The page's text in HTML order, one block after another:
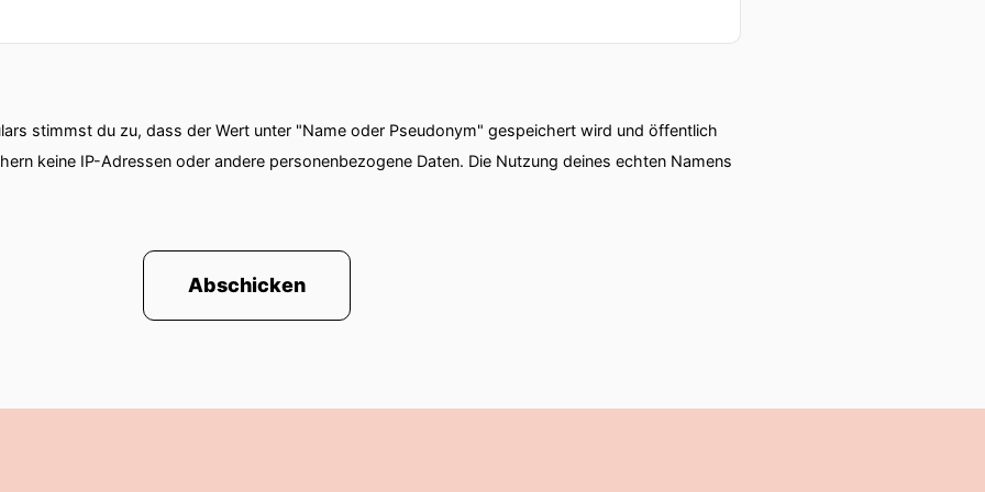
Hummel ab beide Wege auch.
doll Tunnel-Aufmerksamkeit hab.
stimmst du zu, dass der Wert unter "Name oder Pseudonym" gespeichert wird und öffentlich
keine IP-Adressen oder andere personenbezogene Daten. Die Nutzung deines echten Namens
Abschicken